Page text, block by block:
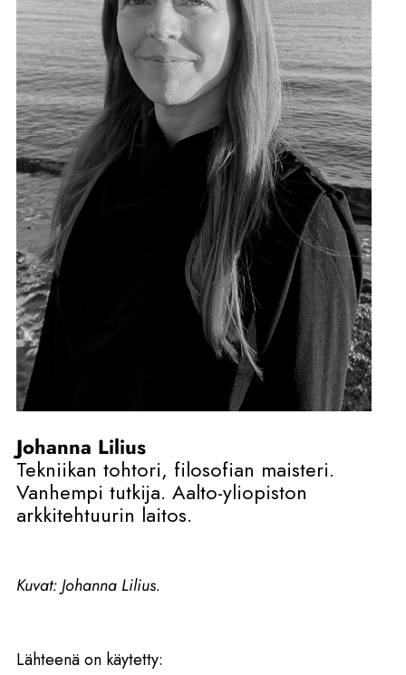
Johanna Lilius
Tekniikan tohtori, filosofian maisteri.
Vanhempi tutkija. Aalto-yliopiston
arkkitehtuurin laitos.
Kuvat: Johanna Lilius.
Lähteenä on käytetty: